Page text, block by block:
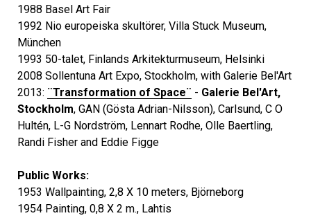
1988 Basel Art Fair
1992 Nio europeiska skultörer, Villa Stuck Museum,
München
1993 50-talet, Finlands Arkitekturmuseum, Helsinki
2008 Sollentuna Art Expo, Stockholm, with Galerie Bel'Art
2013: ¨Transformation of Space¨ - Galerie Bel'Art,
Stockholm, GAN (Gösta Adrian-Nilsson), Carlsund, C O
Hultén, L-G Nordström, Lennart Rodhe, Olle Baertling,
Randi Fisher and Eddie Figge
Public Works:
1953 Wallpainting, 2,8 X 10 meters, Björneborg
1954 Painting, 0,8 X 2 m., Lahtis